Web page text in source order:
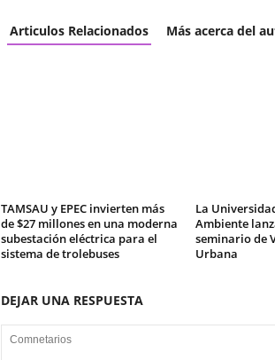
Articulos Relacionados Más acerca del
TAMSAU y EPEC invierten más
de $27 millones en una moderna
subestación eléctrica para el
sistema de trolebuses
La
Ambiente
seminario de
Urbana
DEJAR UNA RESPUESTA